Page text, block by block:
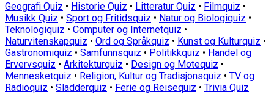
Geografi Quiz • Historie Quiz • Litteratur Quiz • Filmquiz •
Musikk Quiz • Sport og Fritidsquiz • Natur og Biologiquiz •
Teknologiquiz • Computer og Internetquiz •
Naturvitenskapquiz • Ord og Språkquiz • Kunst og Kulturquiz •
Gastronomiquiz • Samfunnsquiz • Politikkquiz • Handel og
Ervervsquiz • Arkitekturquiz • Design og Motequiz •
Mennesketquiz • Religion, Kultur og Tradisjonsquiz • TV og
Radioquiz • Sladderquiz • Ferie og Reisequiz • Trivia Quiz